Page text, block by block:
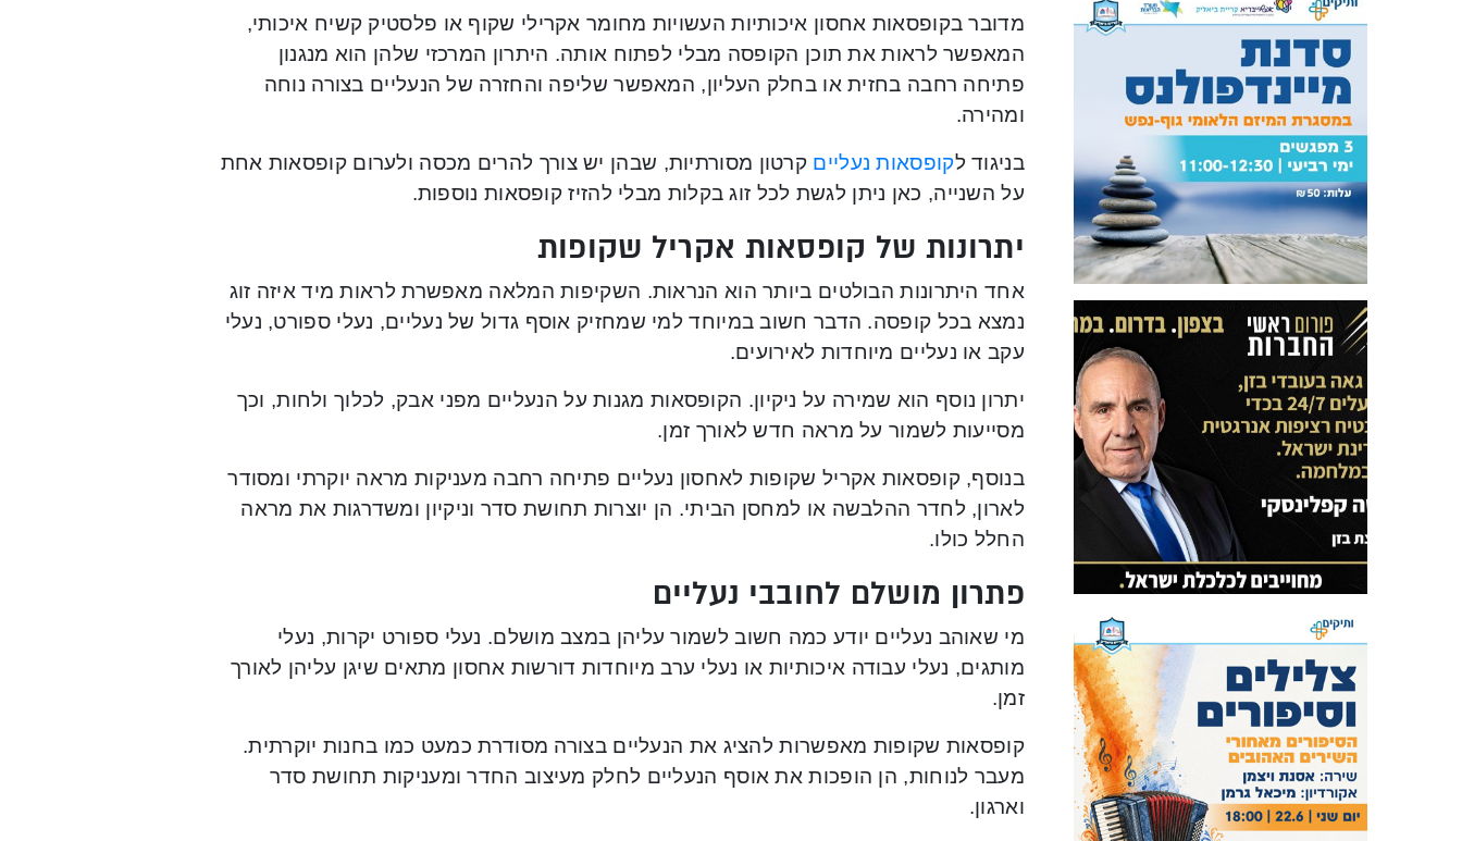
מדובר בקופסאות אחסון איכותיות העשויות מחומר אקרילי שקוף או פלסטיק קשיח איכותי,
המאפשר לראות את תוכן הקופסה מבלי לפתוח אותה. היתרון המרכזי שלהן הוא מנגנון
פתיחה רחבה בחזית או בחלק העליון, המאפשר שליפה והחזרה של הנעליים בצורה נוחה
ומהירה.
בניגוד לקופסאות נעליים קרטון מסורתיות, שבהן יש צורך להרים מכסה ולערום קופסאות אחת
על השנייה, כאן ניתן לגשת לכל זוג בקלות מבלי להזיז קופסאות נוספות.
יתרונות של קופסאות אקריל שקופות
אחד היתרונות הבולטים ביותר הוא הנראות. השקיפות המלאה מאפשרת לראות מיד איזה זוג
נמצא בכל קופסה. הדבר חשוב במיוחד למי שמחזיק אוסף גדול של נעליים, נעלי ספורט, נעלי
עקב או נעליים מיוחדות לאירועים.
יתרון נוסף הוא שמירה על ניקיון. הקופסאות מגנות על הנעליים מפני אבק, לכלוך ולחות, וכך
מסייעות לשמור על מראה חדש לאורך זמן.
בנוסף, קופסאות אקריל שקופות לאחסון נעליים פתיחה רחבה מעניקות מראה יוקרתי ומסודר
לארון, לחדר ההלבשה או למחסן הביתי. הן יוצרות תחושת סדר וניקיון ומשדרגות את מראה
החלל כולו.
פתרון מושלם לחובבי נעליים
מי שאוהב נעליים יודע כמה חשוב לשמור עליהן במצב מושלם. נעלי ספורט יקרות, נעלי
מותגים, נעלי עבודה איכותיות או נעלי ערב מיוחדות דורשות אחסון מתאים שיגן עליהן לאורך
זמן.
קופסאות שקופות מאפשרות להציג את הנעליים בצורה מסודרת כמעט כמו בחנות יוקרתית.
מעבר לנוחות, הן הופכות את אוסף הנעליים לחלק מעיצוב החדר ומעניקות תחושת סדר
וארגון.